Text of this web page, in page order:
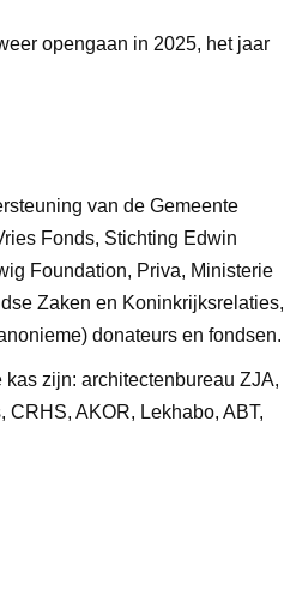
opengaan in 2025, het jaar
van de Gemeente
Fonds, Stichting Edwin
Foundation, Priva, Ministerie
Zaken en Koninkrijksrelaties,
donateurs en fondsen.
zijn: architectenbureau ZJA,
AKOR, Lekhabo, ABT,